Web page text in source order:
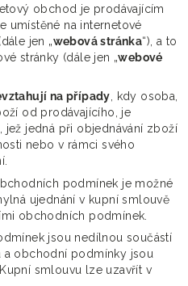
obchod je prodávajícím
umístěné na internetové
jen „webová stránka“), a to
stránky (dále jen „webové
na případy , kdy osoba,
od prodávajícího, je
jedná při objednávání zboží
nebo v rámci svého
podmínek je možné
ujednání v kupní smlouvě
obchodních podmínek.
jsou nedílnou součástí
a obchodní podmínky jsou
smlouvu lze uzavřít v